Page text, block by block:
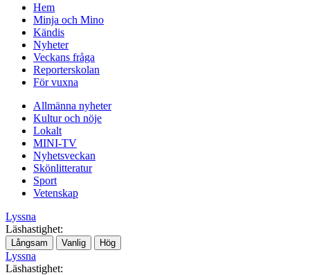
Hem
Minja och Mino
Kändis
Nyheter
Veckans fråga
Reporterskolan
För vuxna
Allmänna nyheter
Kultur och nöje
Lokalt
MINI-TV
Nyhetsveckan
Skönlitteratur
Sport
Vetenskap
Lyssna
Läshastighet:
Långsam Vanlig Hög
Lyssna
Läshastighet: